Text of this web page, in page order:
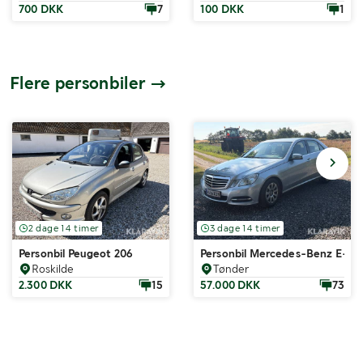
700 DKK
7
100 DKK
1
Flere personbiler
2 dage 14 timer
Personbil Peugeot 206
Roskilde
2.300 DKK
15
3 dage 14 timer
Personbil Mercedes-Benz E-
Tønder
57.000 DKK
73